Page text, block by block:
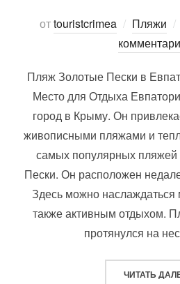
отtouristcrimea Пляжи
Пляж Золотые Пески в
Место для Отдыха
город в Крыму. Он
живописными пляжами и
самых популярных пляжей
Пески. Он расположен
Здесь можно
также активным отдыхом.
протянулся на
ЧИТАТЬ